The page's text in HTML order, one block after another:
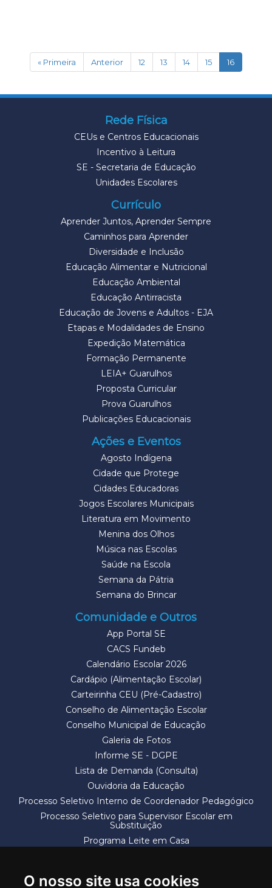
O nosso site usa cookies
« Primeira Anterior 12 13 14 15 16(current)
Rede Física
CEUs e Centros Educacionais
Incentivo à Leitura
SE - Secretaria de Educação
Unidades Escolares
Currículo
Aprender Juntos, Aprender Sempre
Caminhos para Aprender
Diversidade e Inclusão
Educação Alimentar e Nutricional
Educação Ambiental
Educação Antirracista
Educação de Jovens e Adultos - EJA
Etapas e Modalidades de Ensino
Expedição Matemática
Formação Permanente
LEIA+ Guarulhos
Proposta Curricular
Prova Guarulhos
Publicações Educacionais
Ações e Eventos
Agosto Indígena
Cidade que Protege
Cidades Educadoras
Jogos Escolares Municipais
Literatura em Movimento
Menina dos Olhos
Música nas Escolas
Saúde na Escola
Semana da Pátria
Semana do Brincar
Comunidade e Outros
App Portal SE
CACS Fundeb
Calendário Escolar 2026
Cardápio (Alimentação Escolar)
Carteirinha CEU (Pré-Cadastro)
Conselho de Alimentação Escolar
Conselho Municipal de Educação
Galeria de Fotos
Informe SE - DGPE
Lista de Demanda (Consulta)
Ouvidoria da Educação
Processo Seletivo Interno de Coordenador Pedagógico
Processo Seletivo para Supervisor Escolar em
Substituição
Programa Leite em Casa